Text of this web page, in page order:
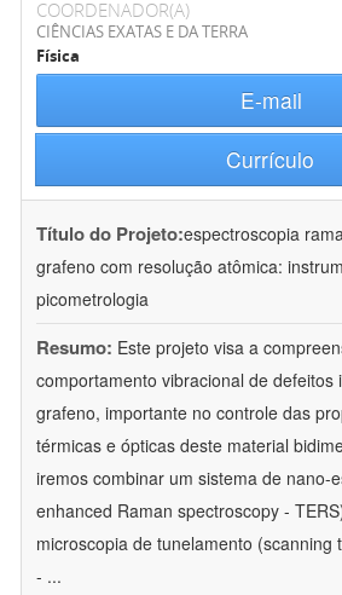
COORDENADOR(A)
CIÊNCIAS EXATAS E DA TERRA
Física
E-mail
Currículo
Título do Projeto:espectroscopia
grafeno com resolução atômica:
picometrologia
Resumo: Este projeto visa a
comportamento vibracional de defeitos
grafeno, importante no controle das
térmicas e ópticas deste material
iremos combinar um sistema de nano-
enhanced Raman spectroscopy -
microscopia de tunelamento (scanning
- ...